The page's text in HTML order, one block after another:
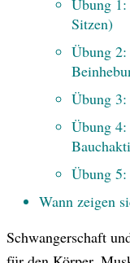
Sitzen)
Übung
Übung
Übung 4:
Übung 5:
Wann zeigen
Schwangerschaft